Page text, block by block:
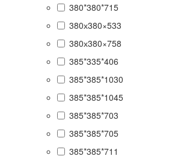
380*380*715
380х380×533
380х380×758
385*335*406
385*385*1030
385*385*1045
385*385*703
385*385*705
385*385*711